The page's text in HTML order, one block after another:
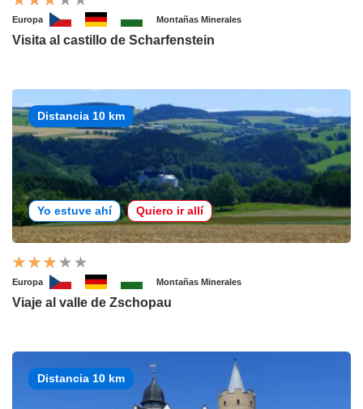
Europa Montañas Minerales
Visita al castillo de Scharfenstein
Distancia 10 km
Yo estuve ahí Quiero ir allí
Europa Montañas Minerales
Viaje al valle de Zschopau
Distancia 10 km